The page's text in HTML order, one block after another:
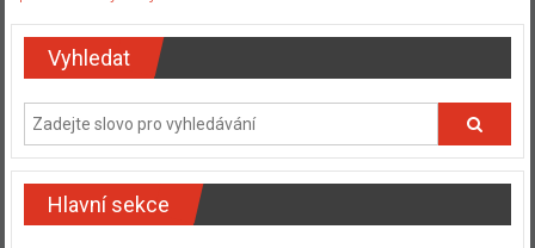
Vyhledat
Hlavní sekce